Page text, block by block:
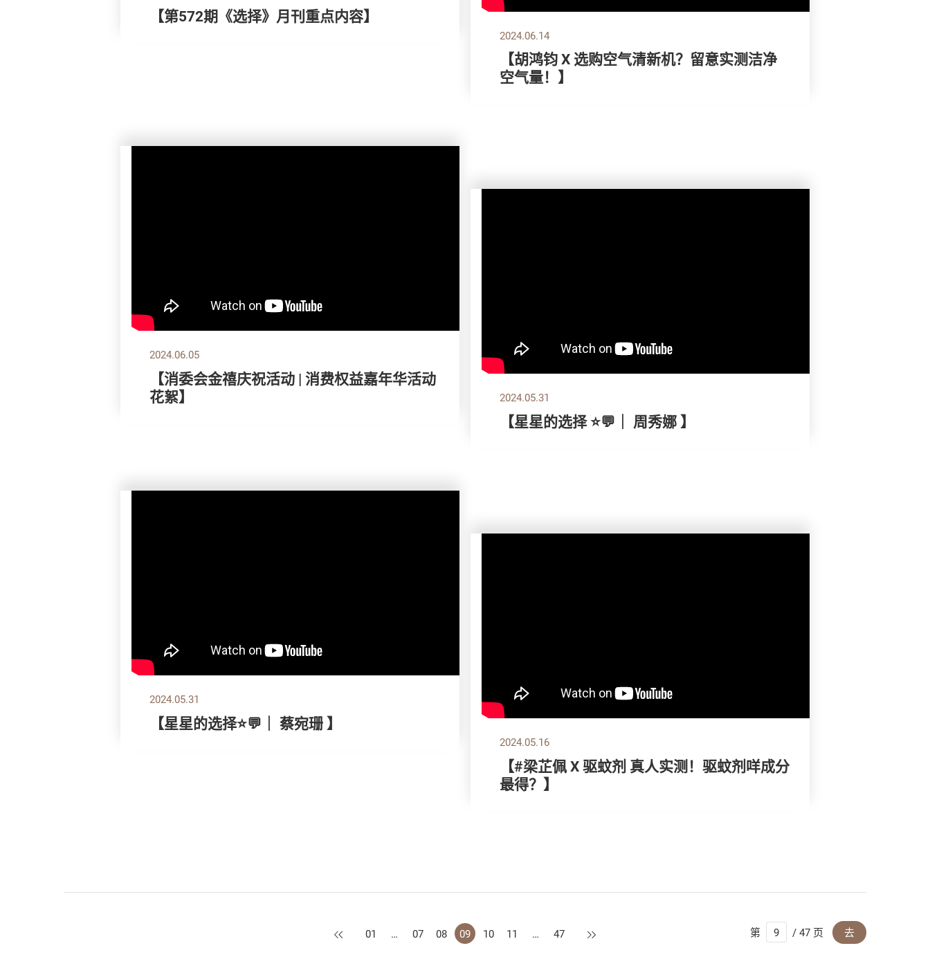
【第572期《选择》月刊重点内容】
2024.06.14
【胡鸿钧 X 选购空气清新机？留意实测洁净
空气量！】
2024.06.05
【消委会金禧庆祝活动 | 消费权益嘉年华活动
花絮】
2024.05.31
【星星的选择 ⭐💬｜ 周秀娜 】
2024.05.31
【星星的选择⭐💬｜ 蔡宛珊 】
2024.05.16
【#梁芷佩 X 驱蚊剂 真人实测！驱蚊剂咩成分
最得？】
上一页
01 … 07 08 09 10 11 … 47 下一页 第 / 47 页 去